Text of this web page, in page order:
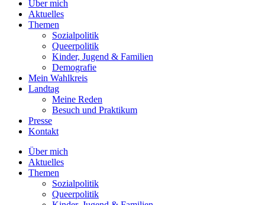
Über mich
Aktuelles
Themen
Sozialpolitik
Queerpolitik
Kinder, Jugend & Familien
Demografie
Mein Wahlkreis
Landtag
Meine Reden
Besuch und Praktikum
Presse
Kontakt
Über mich
Aktuelles
Themen
Sozialpolitik
Queerpolitik